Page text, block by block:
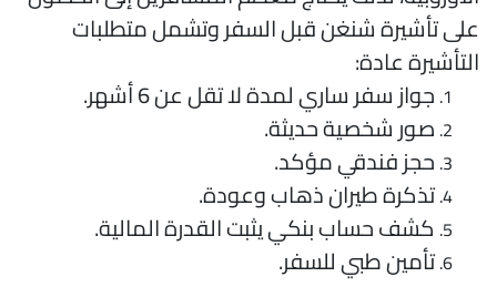
تأشيرة شنغن قبل السفر وتشمل متطلبات
عادة:
جواز سفر ساري لمدة لا تقل عن 6 أشهر.
صور شخصية حديثة.
حجز فندقي مؤكد.
تذكرة طيران ذهاب وعودة.
كشف حساب بنكي يثبت القدرة المالية.
تأمين طبي للسفر.